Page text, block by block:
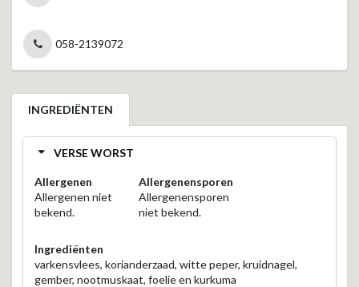
058-2139072
INGREDIËNTEN
VERSE WORST
Allergenen
Allergenen niet
bekend.
Allergenensporen
Allergenensporen
niet bekend.
Ingrediënten
varkensvlees, korianderzaad, witte peper, kruidnagel,
gember, nootmuskaat, foelie en kurkuma